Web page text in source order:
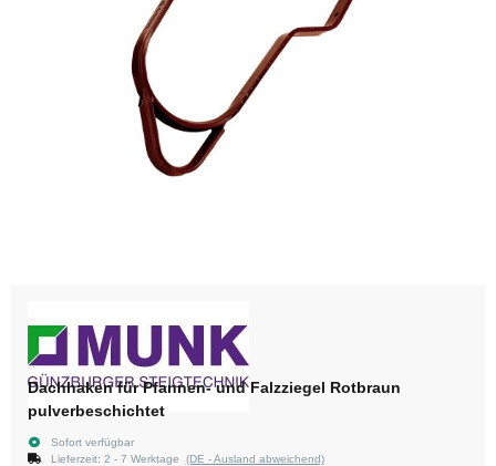
Dachhaken für Pfannen- und Falzziegel Rotbraun
pulverbeschichtet
Sofort verfügbar
Lieferzeit: 2 - 7 Werktage (DE - Ausland abweichend)